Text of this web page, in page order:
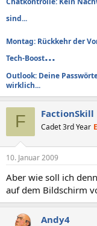
sind...
Montag: Rückkehr der
Tech-Boost...
Outlook: Deine
wirklich...
F FactionSkill
Cadet 3rd Year
10. Januar 2009
Aber wie soll ich
auf dem Bildschirm
Andy4